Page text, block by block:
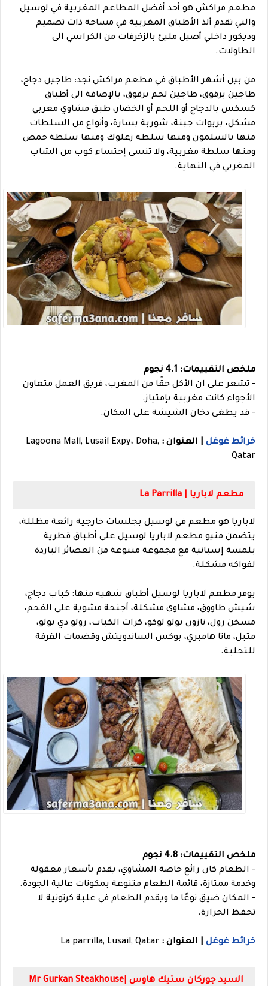
مطعم مراكش هو أحد أفضل المطاعم المغربية في لوسيل
والتي تقدم ألذ الأطباق المغربية في مساحة ذات تصميم
وديكور داخلي أصيل مليئ بالزخرفات من الكراسي الى
الطاولات.
من بين أشهر الأطباق في مطعم مراكش نجد: طاجين دجاج،
طاجين برقوق، طاجين لحم برقوق، بالإضافة الى أطباق
كسكس بالدجاج أو اللحم أو الخضار، طبق مشاوي مغربي
مشكل، بريوات جبنة، شوربة بسارة، وأنواع من السلطات
منها بالسلمون ومنها سلطة زعلوك ومنها سلطة حمص
ومنها سلطة مغربية، ولا تنسى إحتساء كوب من الشاب
المغربي في النهاية.
ملخص التقييمات: 4.1 نجوم
- تشعر على ان الأكل حقًا من المغرب، فريق العمل متعاون
الأجواء كانت مغربية بإمتياز.
- قد يطغى دخان الشيشة على المكان.
خرائط غوغل | العنوان : Lagoona Mall, Lusail Expy، Doha,
Qatar
مطعم لاباريا | La Parrilla
لاباريا هو مطعم في لوسيل بجلسات خارجية رائعة مظللة،
يتضمن منيو مطعم لاباريا لوسيل على أطباق قطرية
بلمسة إسبانية مع مجموعة متنوعة من العصائر الباردة
لفواكه مشكلة.
يوفر مطعم لاباريا لوسيل أطباق شهية منها: كباب دجاج،
شيش طاووق، مشاوي مشكلة، أجنحة مشوية على الفحم،
مسخن رول، تازون بولو لوكو، كرات الكباب، رولو دي بولو،
متبل، ماتا هامبري، بوكس الساندويتش وقضمات القرفة
للتحلية.
ملخص التقييمات: 4.8 نجوم
- الطعام كان رائع خاصة المشاوي، يقدم بأسعار معقولة
وخدمة ممتازة، قائمة الطعام متنوعة بمكونات عالية الجودة.
- المكان ضيق نوعًا ما ويقدم الطعام في علبة كرتونية لا
تحفظ الحرارة.
خرائط غوغل | العنوان : La parrilla, Lusail, Qatar
السيد جوركان ستيك هاوس |Mr Gurkan Steakhouse